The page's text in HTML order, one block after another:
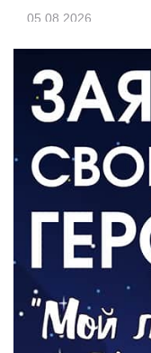
05.08.2026
КУЛЬТУРА
Афиша
04.08.2026
РАЗЪЯСНЯЕМ
Борьба с
04.08.2026